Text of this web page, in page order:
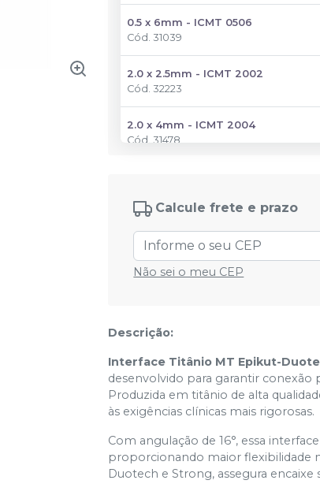
0.5 x 6mm - ICMT 0506
Cód.31039
2.0 x 2.5mm - ICMT 2002
Cód.32223
2.0 x 4mm - ICMT 2004
Cód.31478
Cód.32884
3.0 x 4mm - ICMT 3004
Calcule frete e prazo
Não sei o meu CEP
Descrição:
Interface Titânio MT Epikut-
desenvolvido para garantir conexão
Produzida em titânio de alta
às exigências clínicas mais rigorosas.
Com angulação de 16°, essa
proporcionando maior flexibilidade
Duotech e Strong, assegura